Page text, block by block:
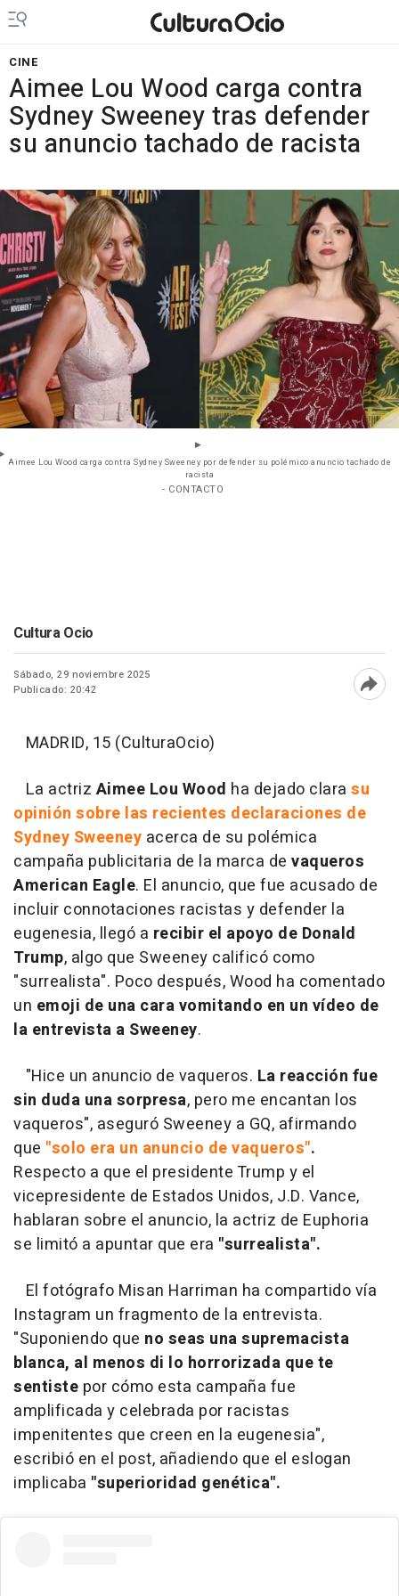
CINE
Aimee Lou Wood carga contra
Sydney Sweeney tras defender
su anuncio tachado de racista
Aimee Lou Wood carga contra Sydney Sweeney por defender su polémico anuncio tachado de
racista
- CONTACTO
Cultura Ocio
Sábado, 29 noviembre 2025
Publicado: 20:42
MADRID, 15 (CulturaOcio)
La actriz Aimee Lou Wood ha dejado clara su
opinión sobre las recientes declaraciones de
Sydney Sweeney acerca de su polémica
campaña publicitaria de la marca de vaqueros
American Eagle. El anuncio, que fue acusado de
incluir connotaciones racistas y defender la
eugenesia, llegó a recibir el apoyo de Donald
Trump, algo que Sweeney calificó como
"surrealista". Poco después, Wood ha comentado
un emoji de una cara vomitando en un vídeo de
la entrevista a Sweeney.
"Hice un anuncio de vaqueros. La reacción fue
sin duda una sorpresa, pero me encantan los
vaqueros", aseguró Sweeney a GQ, afirmando
que "solo era un anuncio de vaqueros".
Respecto a que el presidente Trump y el
vicepresidente de Estados Unidos, J.D. Vance,
hablaran sobre el anuncio, la actriz de Euphoria
se limitó a apuntar que era "surrealista".
El fotógrafo Misan Harriman ha compartido vía
Instagram un fragmento de la entrevista.
"Suponiendo que no seas una supremacista
blanca, al menos di lo horrorizada que te
sentiste por cómo esta campaña fue
amplificada y celebrada por racistas
impenitentes que creen en la eugenesia",
escribió en el post, añadiendo que el eslogan
implicaba "superioridad genética".